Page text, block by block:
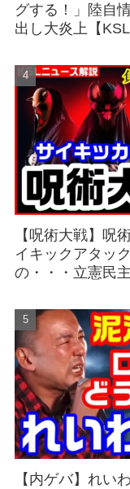
グする！」陸自
出し大炎上【
【呪術大戦】呪
イキックアタッ
の・・・立憲民
【内ゲバ】れい